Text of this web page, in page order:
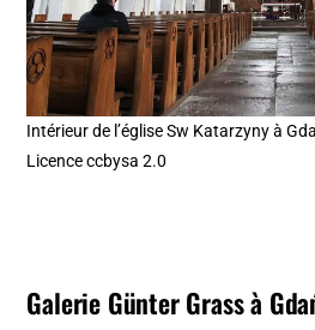
Intérieur de l’église Sw Katarzyny à
Licence ccbysa 2.0
Galerie Günter Grass à